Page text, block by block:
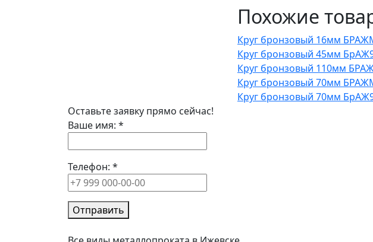
Похожие
Круг бронзовый 16мм
Круг бронзовый 45мм
Круг бронзовый 110мм
Круг бронзовый 70мм
Круг бронзовый 70мм
Оставьте заявку прямо сейчас!
Ваше имя: *
Телефон: *
Отправить